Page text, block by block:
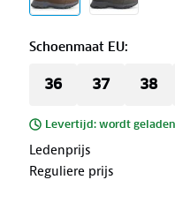
Schoenmaat EU:
36 37 38
Levertijd: wordt
Ledenprijs
Reguliere prijs